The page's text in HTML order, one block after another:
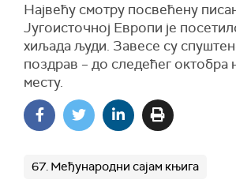
Највећу смотру посвећену
Југоисточној Европи је
хиљада људи. Завесе су
поздрав – до следећег октобра
месту.
67. Међународни сајам књига